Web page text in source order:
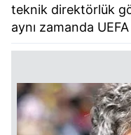
teknik direktörlük
aynı zamanda UEFA